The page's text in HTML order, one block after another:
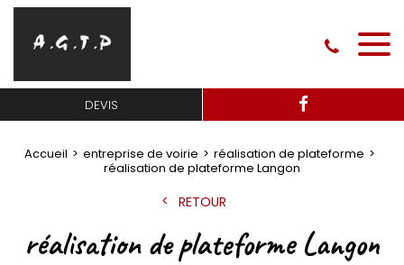
DEVIS
Accueil entreprise de voirie
réalisation de plateforme
réalisation de plateforme Langon
RETOUR
réalisation de plateforme Langon